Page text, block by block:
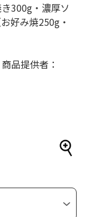
300g・濃厚ソ
好み焼250g・
品提供者：